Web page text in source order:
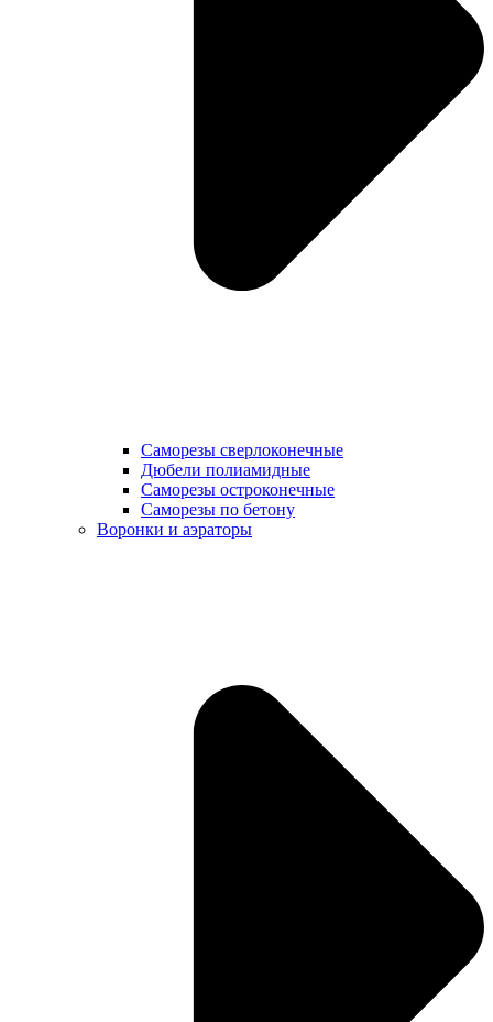
Саморезы сверлоконечные
Дюбели полиамидные
Саморезы остроконечные
Саморезы по бетону
Воронки и аэраторы